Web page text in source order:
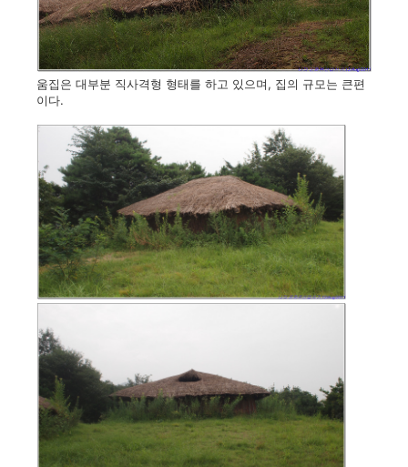
움집은 대부분 직사격형 형태를 하고 있으며, 집의 규모는 큰편
이다.